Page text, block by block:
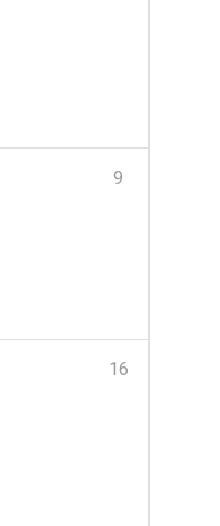
9
16